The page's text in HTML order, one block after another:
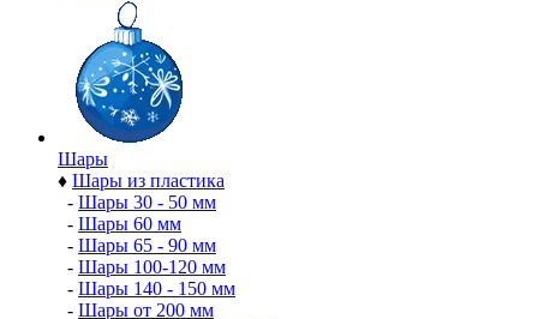
Шары
♦ Шары из пластика
- Шары 30 - 50 мм
- Шары 60 мм
- Шары 65 - 90 мм
- Шары 100-120 мм
- Шары 140 - 150 мм
- Шары от 200 мм